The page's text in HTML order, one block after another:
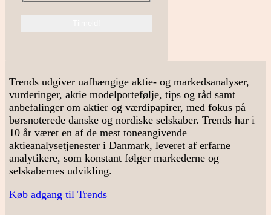
Trends udgiver uafhængige aktie- og markedsanalyser,
vurderinger, aktie modelportefølje, tips og råd samt
anbefalinger om aktier og værdipapirer, med fokus på
børsnoterede danske og nordiske selskaber. Trends har i
10 år været en af de mest toneangivende
aktieanalysetjenester i Danmark, leveret af erfarne
analytikere, som konstant følger markederne og
selskabernes udvikling.
Køb adgang til Trends